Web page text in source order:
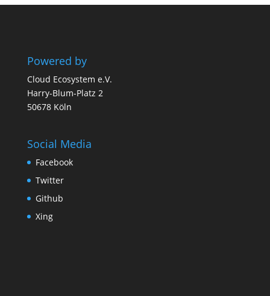
Powered by
Cloud Ecosystem e.V.
Harry-Blum-Platz 2
50678 Köln
Social Media
Facebook
Twitter
Github
Xing